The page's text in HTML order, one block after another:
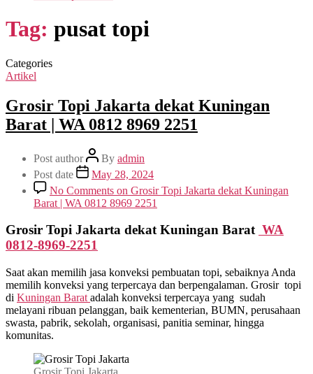
Tag: pusat topi
Categories
Artikel
Grosir Topi Jakarta dekat Kuningan
Barat | WA 0812 8969 2251
Post author By admin
Post date
May 28, 2024
No Comments on Grosir Topi Jakarta dekat Kuningan
Barat | WA 0812 8969 2251
Grosir Topi Jakarta dekat Kuningan Barat WA
0812-8969-2251
Saat akan memilih jasa konveksi pembuatan topi, sebaiknya Anda
memilih konveksi yang terpercaya dan berpengalaman. Grosir topi
di Kuningan Barat adalah konveksi terpercaya yang sudah
melayani ribuan pelanggan, baik kementerian, BUMN, perusahaan
swasta, pabrik, sekolah, organisasi, panitia seminar, hingga
komunitas.